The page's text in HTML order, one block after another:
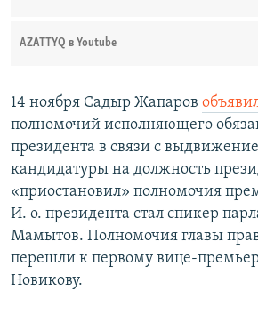
AZATTYQ в Youtube
14 ноября Садыр Жапаров
полномочий исполняющего
президента в связи с
кандидатуры на должность
«приостановил» полномочия
И. о. президента стал спикер
Мамытов. Полномочия главы
перешли к первому вице-
Новикову.